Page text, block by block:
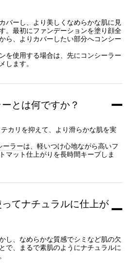
バーし、より美しくなめらかな肌に見
。最初にファンデーションを塗り顔全
ら、よりカバーしたい部分へコンシー
を使用する場合は、先にコンシーラー
します。
とは何ですか？
カリを抑えて、より滑らかな肌を実
ーラーは、軽いつけ心地ながら高いフ
マット仕上がりを長時間キープしま
てナチュラルに仕上が
し、なめらかな質感でシミなど肌の欠
で、まるで素肌のようにナチュラルに